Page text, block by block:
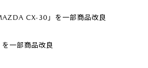
CX-30」を一部商品改良
一部商品改良